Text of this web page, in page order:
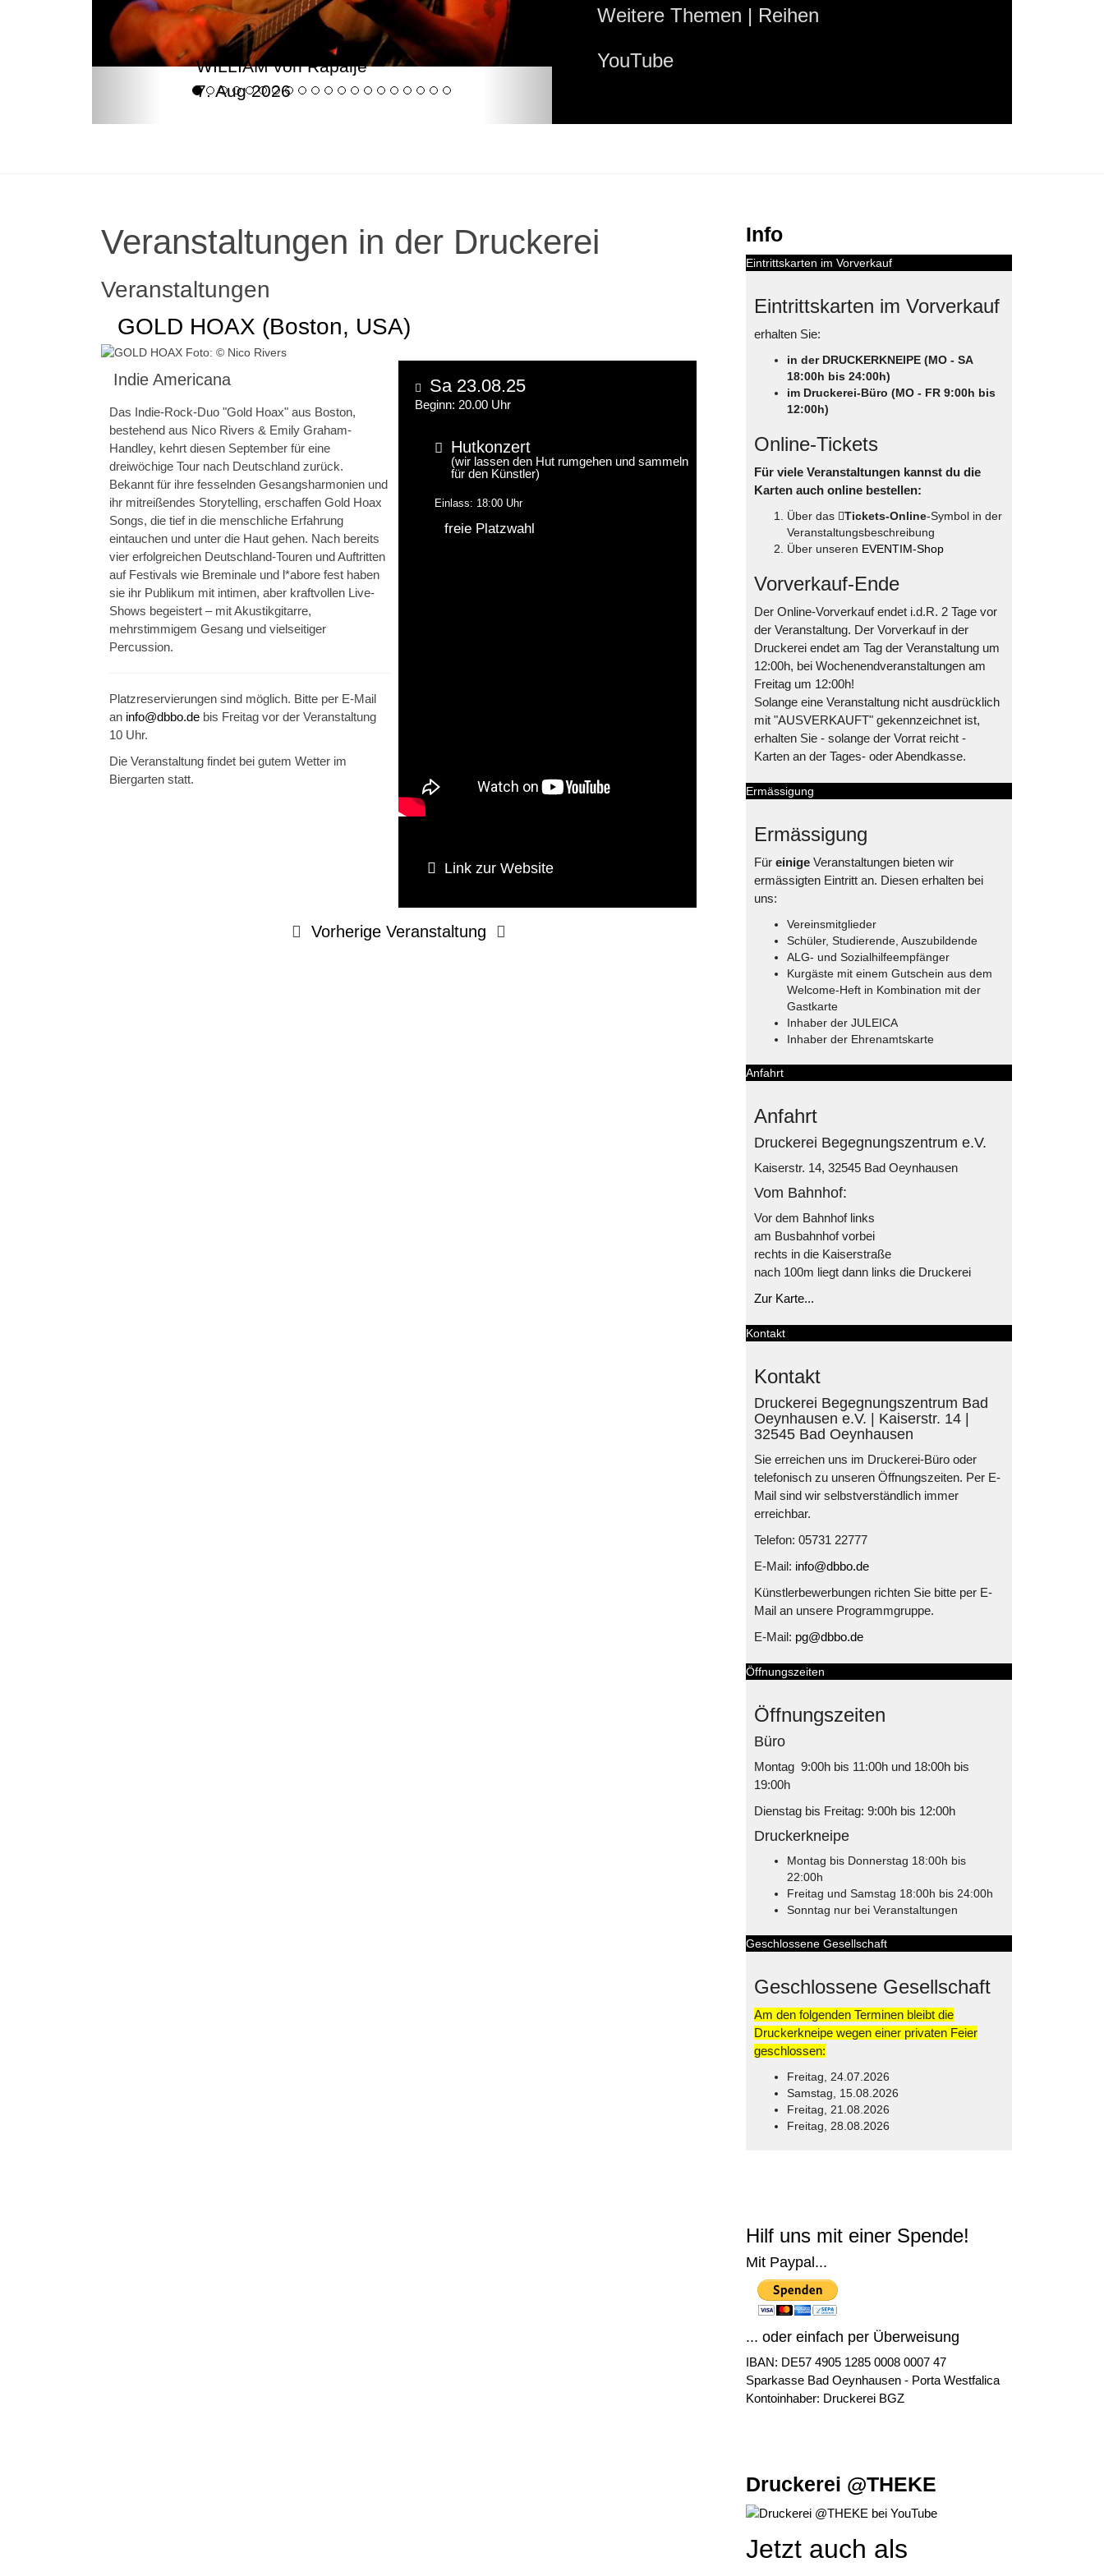
WILLIAM von Rapalje
7. Aug 2026
Weitere Themen | Reihen
YouTube
Veranstaltungen in der Druckerei
Veranstaltungen
GOLD HOAX (Boston, USA)
Indie Americana
Das Indie-Rock-Duo "Gold Hoax" aus Boston,
bestehend aus Nico Rivers & Emily Graham-
Handley, kehrt diesen September für eine
dreiwöchige Tour nach Deutschland zurück.
Bekannt für ihre fesselnden Gesangsharmonien und
ihr mitreißendes Storytelling, erschaffen Gold Hoax
Songs, die tief in die menschliche Erfahrung
eintauchen und unter die Haut gehen. Nach bereits
vier erfolgreichen Deutschland-Touren und Auftritten
auf Festivals wie Breminale und l*abore fest haben
sie ihr Publikum mit intimen, aber kraftvollen Live-
Shows begeistert – mit Akustikgitarre,
mehrstimmigem Gesang und vielseitiger
Percussion.
Platzreservierungen sind möglich. Bitte per E-Mail
an info@dbbo.de bis Freitag vor der Veranstaltung
10 Uhr.
Die Veranstaltung findet bei gutem Wetter im
Biergarten statt.
Sa 23.08.25
Beginn: 20.00 Uhr
Hutkonzert
(wir lassen den Hut rumgehen und sammeln
für den Künstler)
Einlass: 18:00 Uhr
freie Platzwahl
Link zur Website
Vorherige Veranstaltung
Info
Eintrittskarten im Vorverkauf
Eintrittskarten im Vorverkauf
erhalten Sie:
in der DRUCKERKNEIPE (MO - SA
18:00h bis 24:00h)
im Druckerei-Büro (MO - FR 9:00h bis
12:00h)
Online-Tickets
Für viele Veranstaltungen kannst du die
Karten auch online bestellen:
Über das Tickets-Online-Symbol in der
Veranstaltungsbeschreibung
Über unseren EVENTIM-Shop
Vorverkauf-Ende
Der Online-Vorverkauf endet i.d.R. 2 Tage vor
der Veranstaltung. Der Vorverkauf in der
Druckerei endet am Tag der Veranstaltung um
12:00h, bei Wochenendveranstaltungen am
Freitag um 12:00h!
Solange eine Veranstaltung nicht ausdrücklich
mit "AUSVERKAUFT" gekennzeichnet ist,
erhalten Sie - solange der Vorrat reicht -
Karten an der Tages- oder Abendkasse.
Ermässigung
Ermässigung
Für einigeVeranstaltungen bieten wir
ermässigten Eintritt an. Diesen erhalten bei
uns:
Vereinsmitglieder
Schüler, Studierende, Auszubildende
ALG- und Sozialhilfeempfänger
Kurgäste mit einem Gutschein aus dem
Welcome-Heft in Kombination mit der
Gastkarte
Inhaber der JULEICA
Inhaber der Ehrenamtskarte
Anfahrt
Anfahrt
Druckerei Begegnungszentrum e.V.
Kaiserstr. 14, 32545 Bad Oeynhausen
Vom Bahnhof:
Vor dem Bahnhof links
am Busbahnhof vorbei
rechts in die Kaiserstraße
nach 100m liegt dann links die Druckerei
Zur Karte...
Kontakt
Kontakt
Druckerei Begegnungszentrum Bad
Oeynhausen e.V. | Kaiserstr. 14 |
32545 Bad Oeynhausen
Sie erreichen uns im Druckerei-Büro oder
telefonisch zu unseren Öffnungszeiten. Per E-
Mail sind wir selbstverständlich immer
erreichbar.
Telefon: 05731 22777
E-Mail: info@dbbo.de
Künstlerbewerbungen richten Sie bitte per E-
Mail an unsere Programmgruppe.
E-Mail: pg@dbbo.de
Öffnungszeiten
Öffnungszeiten
Büro
Montag 9:00h bis 11:00h und 18:00h bis
19:00h
Dienstag bis Freitag: 9:00h bis 12:00h
Druckerkneipe
Montag bis Donnerstag 18:00h bis
22:00h
Freitag und Samstag 18:00h bis 24:00h
Sonntag nur bei Veranstaltungen
Geschlossene Gesellschaft
Geschlossene Gesellschaft
Am den folgenden Terminen bleibt die
Druckerkneipe wegen einer privaten Feier
geschlossen:
Freitag, 24.07.2026
Samstag, 15.08.2026
Freitag, 21.08.2026
Freitag, 28.08.2026
Hilf uns mit einer Spende!
Mit Paypal...
... oder einfach per Überweisung
IBAN: DE57 4905 1285 0008 0007 47
Sparkasse Bad Oeynhausen - Porta Westfalica
Kontoinhaber: Druckerei BGZ
Druckerei @THEKE
Jetzt auch als